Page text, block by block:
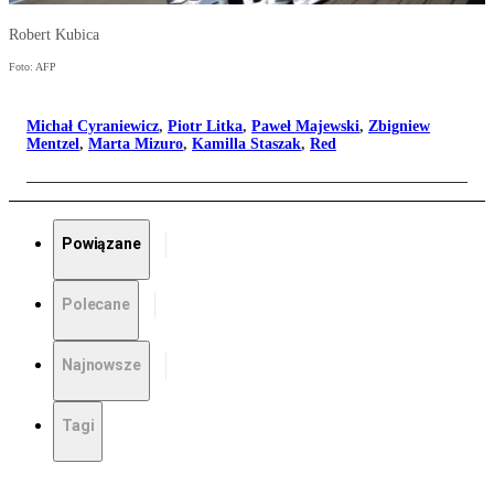
Robert Kubica
Foto: AFP
Michał Cyraniewicz, Piotr Litka, Paweł Majewski, Zbigniew
Mentzel, Marta Mizuro, Kamilla Staszak, Red
Powiązane
Polecane
Najnowsze
Tagi